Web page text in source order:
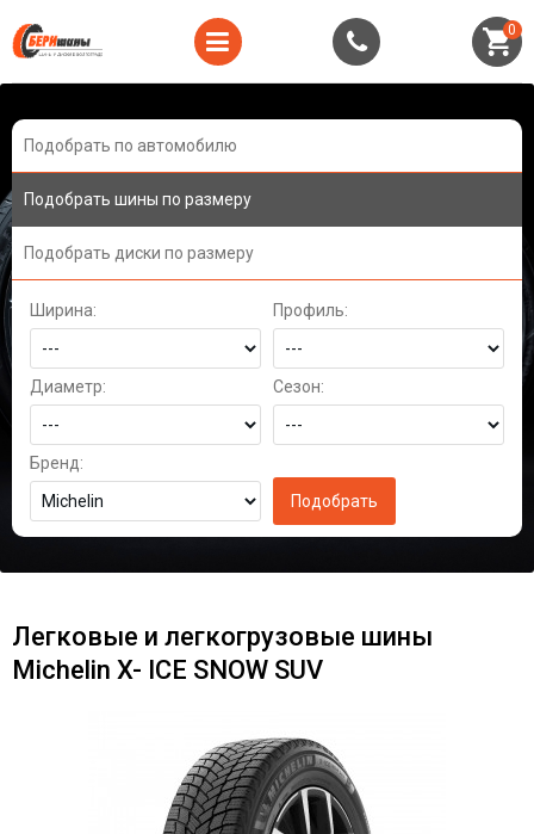
0
Подобрать по автомобилю
Подобрать шины по размеру
Подобрать диски по размеру
Ширина: Профиль:
Диаметр: Сезон:
Бренд:
Легковые и легкогрузовые шины
Michelin X- ICE SNOW SUV